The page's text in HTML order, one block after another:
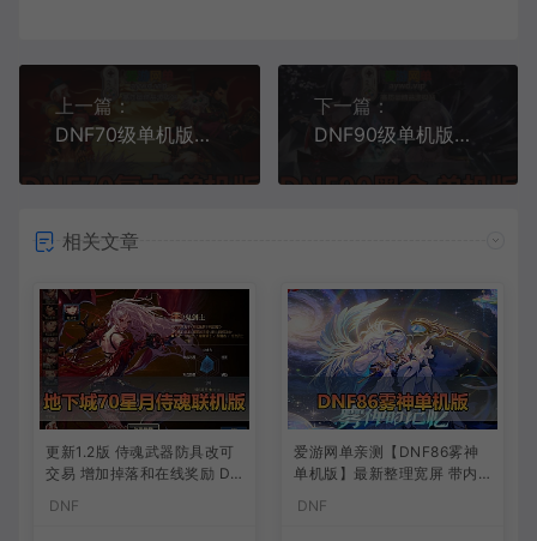
上一篇：
DNF70级单机版复古怀旧虚拟机一键端完整老职业主线支线任务完善无魔改
下一篇：
DNF90级单机版女鬼剑5职业魔枪士3职业地下城与勇士虚拟机一键端完整无主线直升90玩后期副本
相关文章
更新1.2版 侍魂武器防具改可
交易 增加掉落和在线奖励 DN
丰富异次元技能装备词条 护
DNF
爱游网单亲测【DNF86雾神
单机版】最新整理宽屏 带内
新深渊副本 技能护石 虚拟机
DNF